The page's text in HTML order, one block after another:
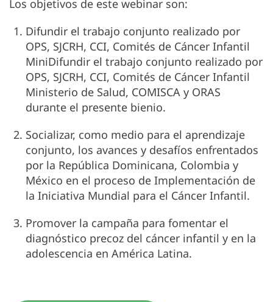
Los objetivos de este webinar son:
Difundir el trabajo conjunto realizado por
OPS, SJCRH, CCI, Comités de Cáncer Infantil
MiniDifundir el trabajo conjunto realizado por
OPS, SJCRH, CCI, Comités de Cáncer Infantil
Ministerio de Salud, COMISCA y ORAS
durante el presente bienio.
Socializar, como medio para el aprendizaje
conjunto, los avances y desafíos enfrentados
por la República Dominicana, Colombia y
México en el proceso de Implementación de
la Iniciativa Mundial para el Cáncer Infantil.
Promover la campaña para fomentar el
diagnóstico precoz del cáncer infantil y en la
adolescencia en América Latina.